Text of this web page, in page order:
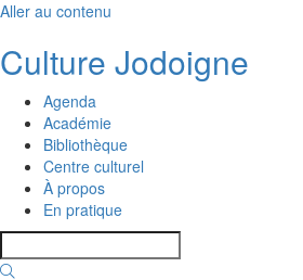
Aller au contenu
Culture Jodoigne
Agenda
Académie
Bibliothèque
Centre culturel
À propos
En pratique